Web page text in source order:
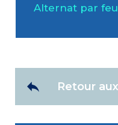
Alternat par
Retour